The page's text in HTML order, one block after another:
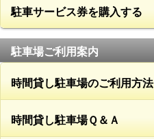
駐車サービス券を購入する
駐車場ご利用案内
時間貸し駐車場のご利用方法
時間貸し駐車場Ｑ＆Ａ